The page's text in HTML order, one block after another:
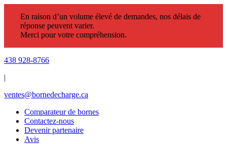
En raison d’un volume élevé de demandes, nos délais de
réponse peuvent varier.
Merci pour votre compréhension.
438 928-8766
|
ventes@bornedecharge.ca
Comparateur de bornes
Contactez-nous
Devenir partenaire
Avis